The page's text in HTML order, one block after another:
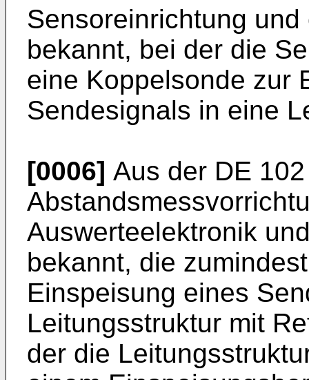
Sensoreinrichtung
bekannt, bei der die
eine Koppelsonde zur
Sendesignals in eine
[0006] Aus der DE
Auswerteelektronik
bekannt, die
Einspeisung eines
Leitungsstruktur mit
der die